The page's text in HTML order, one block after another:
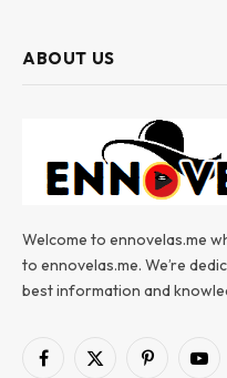
ABOUT US
Welcome to ennovelas.me
to ennovelas.me. We’re
best information and
Facebook
X
Pinterest